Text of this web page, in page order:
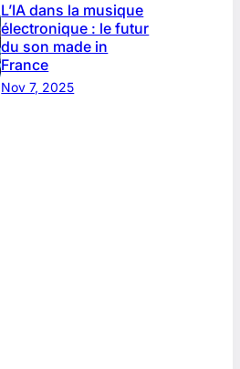
L’IA dans la musique
électronique : le futur
du son made in
France
Nov 7, 2025